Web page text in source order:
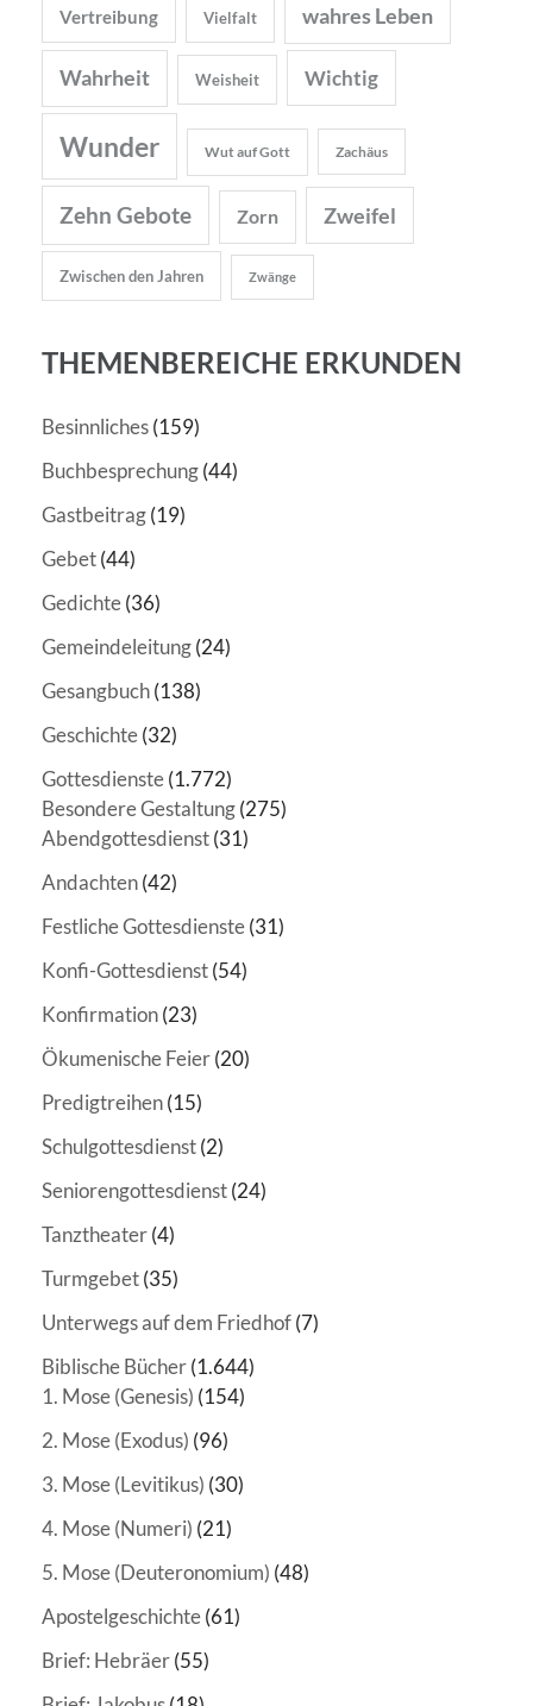
Vertreibung Vielfalt wahres Leben
Wahrheit Weisheit Wichtig
Wunder Wut auf Gott Zachäus
Zehn Gebote Zorn Zweifel
Zwischen den Jahren Zwänge
THEMENBEREICHE ERKUNDEN
Besinnliches(159)
Buchbesprechung(44)
Gastbeitrag(19)
Gebet(44)
Gedichte(36)
Gemeindeleitung(24)
Gesangbuch(138)
Geschichte(32)
Gottesdienste(1.772)
Besondere Gestaltung(275)
Abendgottesdienst(31)
Andachten(42)
Festliche Gottesdienste(31)
Konfi-Gottesdienst(54)
Konfirmation(23)
Ökumenische Feier(20)
Predigtreihen(15)
Schulgottesdienst(2)
Seniorengottesdienst(24)
Tanztheater(4)
Turmgebet(35)
Unterwegs auf dem Friedhof(7)
Biblische Bücher(1.644)
1. Mose (Genesis) (154)
2. Mose (Exodus) (96)
3. Mose (Levitikus) (30)
4. Mose (Numeri) (21)
5. Mose (Deuteronomium) (48)
Apostelgeschichte(61)
Brief: Hebräer(55)